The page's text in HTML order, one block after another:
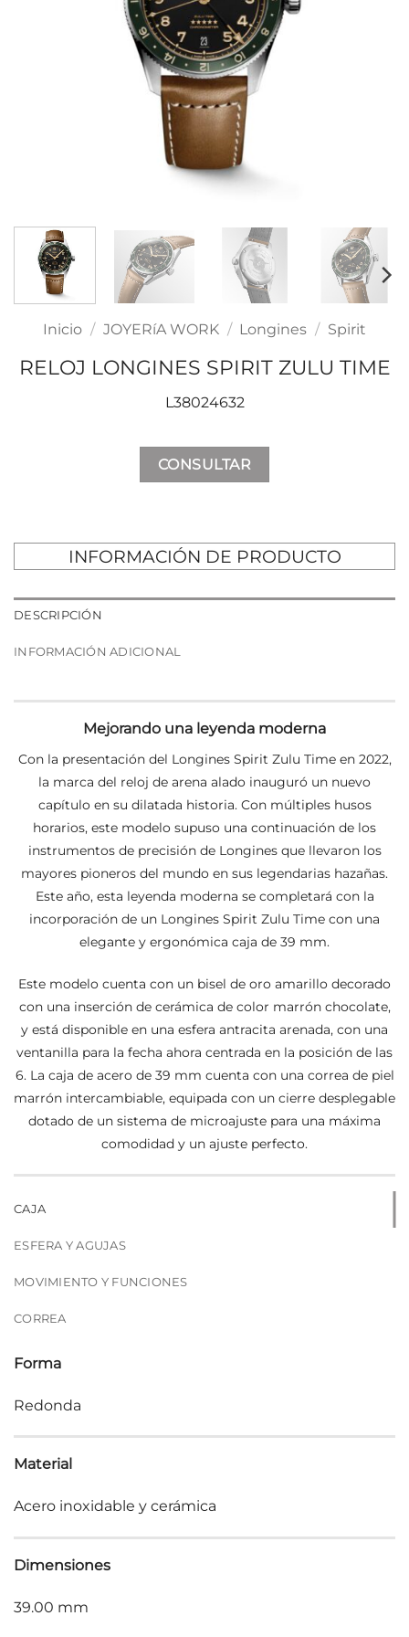
Inicio / JOYERíA WORK / Longines / Spirit
RELOJ LONGINES SPIRIT ZULU TIME
L38024632
CONSULTAR
INFORMACIÓN DE PRODUCTO
DESCRIPCIÓN
INFORMACIÓN ADICIONAL
Mejorando una leyenda moderna
Con la presentación del Longines Spirit Zulu Time en 2022,
la marca del reloj de arena alado inauguró un nuevo
capítulo en su dilatada historia. Con múltiples husos
horarios, este modelo supuso una continuación de los
instrumentos de precisión de Longines que llevaron los
mayores pioneros del mundo en sus legendarias hazañas.
Este año, esta leyenda moderna se completará con la
incorporación de un Longines Spirit Zulu Time con una
elegante y ergonómica caja de 39 mm.
Este modelo cuenta con un bisel de oro amarillo decorado
con una inserción de cerámica de color marrón chocolate,
y está disponible en una esfera antracita arenada, con una
ventanilla para la fecha ahora centrada en la posición de las
6. La caja de acero de 39 mm cuenta con una correa de piel
marrón intercambiable, equipada con un cierre desplegable
dotado de un sistema de microajuste para una máxima
comodidad y un ajuste perfecto.
CAJA
ESFERA Y AGUJAS
MOVIMIENTO Y FUNCIONES
CORREA
Forma
Redonda
Material
Acero inoxidable y cerámica
Dimensiones
39.00 mm